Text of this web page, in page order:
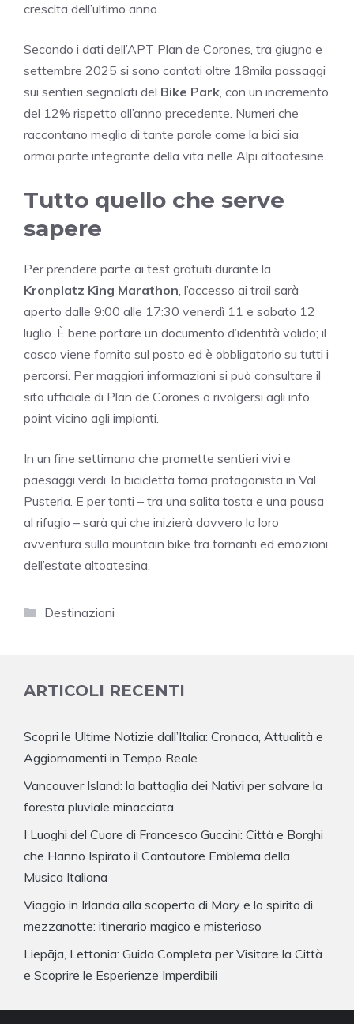
crescita dell’ultimo anno.
Secondo i dati dell’APT Plan de Corones, tra giugno e
settembre 2025 si sono contati oltre 18mila passaggi
sui sentieri segnalati del Bike Park, con un incremento
del 12% rispetto all’anno precedente. Numeri che
raccontano meglio di tante parole come la bici sia
ormai parte integrante della vita nelle Alpi altoatesine.
Tutto quello che serve
sapere
Per prendere parte ai test gratuiti durante la
Kronplatz King Marathon, l’accesso ai trail sarà
aperto dalle 9:00 alle 17:30 venerdì 11 e sabato 12
luglio. È bene portare un documento d’identità valido; il
casco viene fornito sul posto ed è obbligatorio su tutti i
percorsi. Per maggiori informazioni si può consultare il
sito ufficiale di Plan de Corones o rivolgersi agli info
point vicino agli impianti.
In un fine settimana che promette sentieri vivi e
paesaggi verdi, la bicicletta torna protagonista in Val
Pusteria. E per tanti – tra una salita tosta e una pausa
al rifugio – sarà qui che inizierà davvero la loro
avventura sulla mountain bike tra tornanti ed emozioni
dell’estate altoatesina.
Categorie
Destinazioni
ARTICOLI RECENTI
Scopri le Ultime Notizie dall’Italia: Cronaca, Attualità e
Aggiornamenti in Tempo Reale
Vancouver Island: la battaglia dei Nativi per salvare la
foresta pluviale minacciata
I Luoghi del Cuore di Francesco Guccini: Città e Borghi
che Hanno Ispirato il Cantautore Emblema della
Musica Italiana
Viaggio in Irlanda alla scoperta di Mary e lo spirito di
mezzanotte: itinerario magico e misterioso
Liepāja, Lettonia: Guida Completa per Visitare la Città
e Scoprire le Esperienze Imperdibili